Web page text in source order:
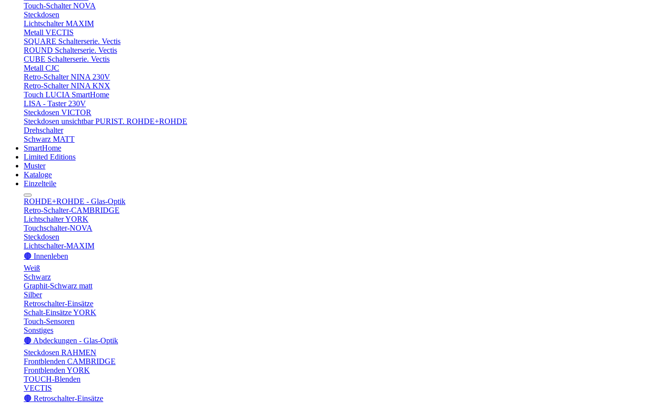
Touch-Schalter NOVA
Steckdosen
Lichtschalter MAXIM
Metall VECTIS
SQUARE Schalterserie. Vectis
ROUND Schalterserie. Vectis
CUBE Schalterserie. Vectis
Metall CJC
Retro-Schalter NINA 230V
Retro-Schalter NINA KNX
Touch LUCIA SmartHome
LISA - Taster 230V
Steckdosen VICTOR
Steckdosen unsichtbar PURIST. ROHDE+ROHDE
Drehschalter
Schwarz MATT
SmartHome
Limited Editions
Muster
Kataloge
Einzelteile
ROHDE+ROHDE - Glas-Optik
Retro-Schalter-CAMBRIDGE
Lichtschalter YORK
Touchschalter-NOVA
Steckdosen
Lichtschalter-MAXIM
🟤 Innenleben
Weiß
Schwarz
Graphit-Schwarz matt
Silber
Retroschalter-Einsätze
Schalt-Einsätze YORK
Touch-Sensoren
Sonstiges
🟤 Abdeckungen - Glas-Optik
Steckdosen RAHMEN
Frontblenden CAMBRIDGE
Frontblenden YORK
TOUCH-Blenden
VECTIS
🟤 Retroschalter-Einsätze